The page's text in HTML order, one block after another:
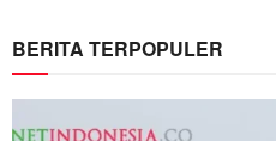
BERITA TERPOPULER